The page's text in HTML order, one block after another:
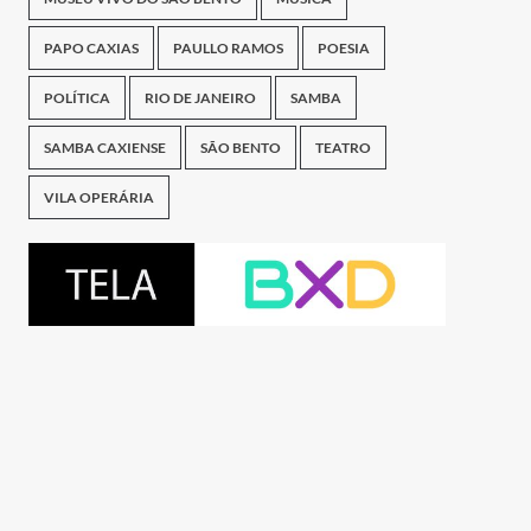
PAPO CAXIAS PAULLO RAMOS POESIA
POLÍTICA RIO DE JANEIRO SAMBA
SAMBA CAXIENSE SÃO BENTO TEATRO
VILA OPERÁRIA